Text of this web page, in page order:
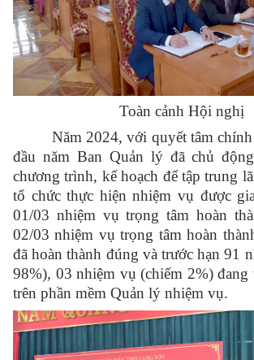
Toàn cảnh Hội nghị
Năm 2024, với quyết tâm
đầu năm Ban Quản lý đã chủ
chương trình, kế hoạch để tập trung
tổ chức thực hiện nhiệm vụ được
01/03 nhiệm vụ trọng tâm hoàn
02/03 nhiệm vụ trọng tâm hoàn
đã hoàn thành đúng và trước hạn 91
98%), 03 nhiệm vụ (chiếm 2%) đang
trên phần mềm Quản lý nhiệm vụ.